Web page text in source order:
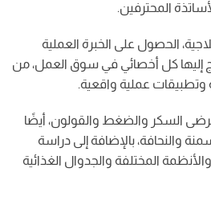
المحترفين.
الحصول على الخبرة العملية
إليها كل أخصائي في سوق العمل، من
عملية واقعية.
السكر والضغط والقولون، أيضًا
والنحافة، بالإضافة إلى دراسة
المختلفة والجدوال الغذائية